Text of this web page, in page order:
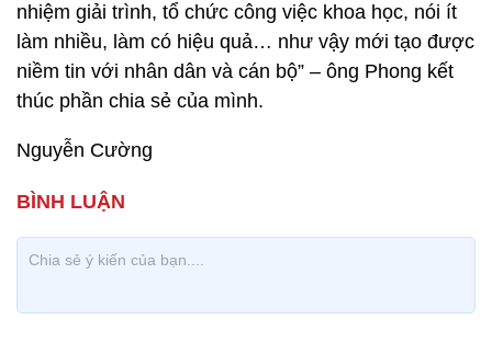
nhiệm giải trình, tổ chức công việc khoa học, nói ít
làm nhiều, làm có hiệu quả… như vậy mới tạo được
niềm tin với nhân dân và cán bộ” – ông Phong kết
thúc phần chia sẻ của mình.
Nguyễn Cường